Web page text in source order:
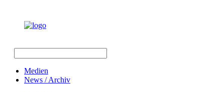
Medien
News / Archiv